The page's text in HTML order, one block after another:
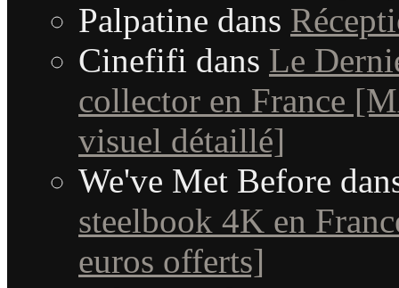
Palpatine dans
Cinefifi dans Le
collector en France
visuel détaillé]
We've Met Before
steelbook 4K en
euros offerts]